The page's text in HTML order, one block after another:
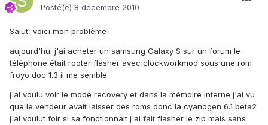
Posté(e) 8 décembre 2010
Salut, voici mon problème
aujourd'hui j'ai acheter un samsung Galaxy S sur un forum le
téléphone était rooter flasher avec clockworkmod sous une rom
froyo doc 1.3 il me semble
j'ai voulu voir le mode recovery et dans la mémoire interne j'ai vu
que le vendeur avait laisser des roms donc la cyanogen 6.1 beta2
j'ai voulut foir si sa fonctionnait j'ai fait flasher le zip mais sans